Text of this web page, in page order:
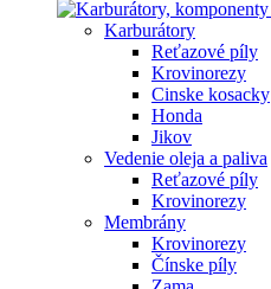
Karburátory
Reťazové píly
Krovinorezy
Cinske kosacky
Honda
Jikov
Vedenie oleja a paliva
Reťazové píly
Krovinorezy
Membrány
Krovinorezy
Čínske píly